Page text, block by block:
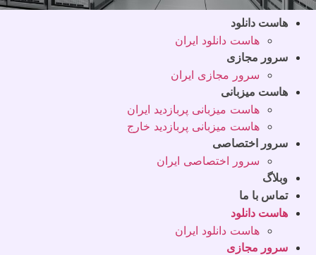
هاست دانلود
هاست دانلود ایران
سرور مجازی
سرور مجازی ایران
هاست میزبانی
هاست میزبانی پربازدید ایران
هاست میزبانی پربازدید خارج
سرور اختصاصی
سرور اختصاصی ایران
وبلاگ
تماس با ما
هاست دانلود
هاست دانلود ایران
سرور مجازی